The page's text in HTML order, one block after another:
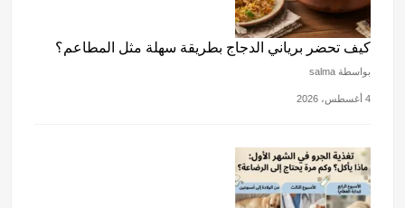
كيف تحضر برياني الدجاج بطريقة سهلة مثل المطاعم؟
بواسطة salma
4 أغسطس، 2026